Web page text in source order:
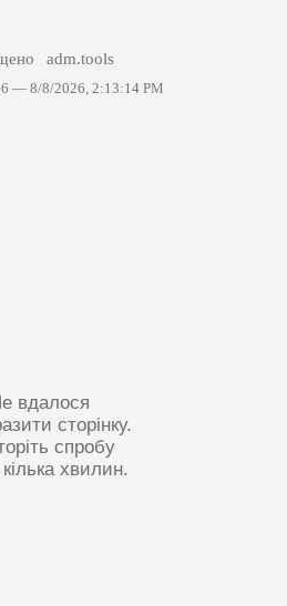
adm.tools
— 8/8/2026, 2:13:14 PM
вдалося
сторінку.
спробу
хвилин.